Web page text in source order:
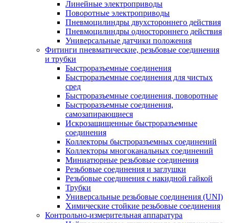
Линейные электроприводы
Поворотные электроприводы
Пневмоцилиндры двухстороннего действия
Пневмоцилиндры одностороннего действия
Универсальные датчики положения
Фитинги пневматические, резьбовые соединения
и трубки
Быстроразъемные соединения
Быстроразъемные соединения для чистых
сред
Быстроразъемные соединения, поворотные
Быстроразъемные соединения,
самозапирающиеся
Искрозащищенные быстроразъемные
соединения
Коллекторы быстроразъемных соединений
Коллекторы многоканальных соединений
Миниатюрные резьбовые соединения
Резьбовые соединения и заглушки
Резьбовые соединения с накидной гайкой
Трубки
Универсальные резьбовые соединения (UNI)
Химические стойкие резьбовые соединения
Контрольно-измерительная аппаратура